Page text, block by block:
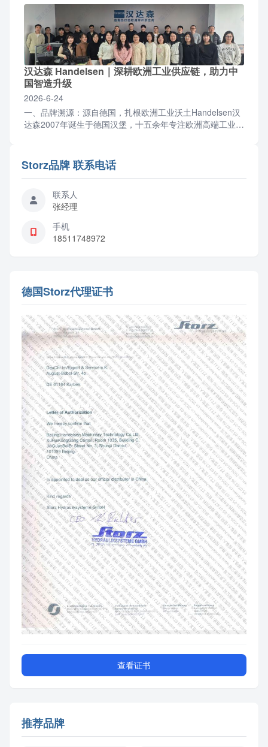
境、升...
汉达森 Handelsen｜深耕欧洲工业供应链，助力中
国智造升级
2026-6-24
一、品牌溯源：源自德国，扎根欧洲工业沃土Handelsen汉
达森2007年诞生于德国汉堡，十五余年专注欧洲高端工业零
Storz品牌 联系电话
联系人
张经理
手机
18511748972
德国Storz代理证书
查看证书
推荐品牌